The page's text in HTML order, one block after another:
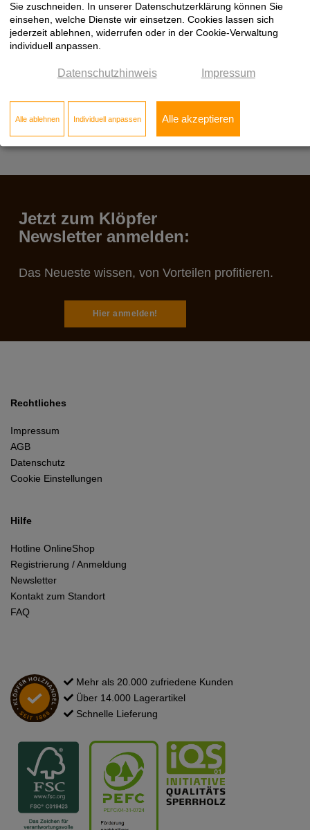
Standort Wolnzach
Wiesensteig 11
85283 Wolnzach
Telefax [08442] 92 73 - 90
Jetzt zum Klöpfer
Newsletter anmelden:
Das Neueste wissen, von Vorteilen profitieren.
Hier anmelden!
Rechtliches
Impressum
AGB
Datenschutz
Cookie Einstellungen
Hilfe
Hotline OnlineShop
Registrierung / Anmeldung
Newsletter
Kontakt zum Standort
FAQ
Mehr als 20.000 zufriedene Kunden
Über 14.000 Lagerartikel
Schnelle Lieferung
Sie zuschneiden. In unserer Datenschutzerklärung können Sie
einsehen, welche Dienste wir einsetzen. Cookies lassen sich
jederzeit ablehnen, widerrufen oder in der Cookie-Verwaltung
individuell anpassen.
Datenschutzhinweis Impressum
Alle ablehnen Individuell anpassen Alle akzeptieren